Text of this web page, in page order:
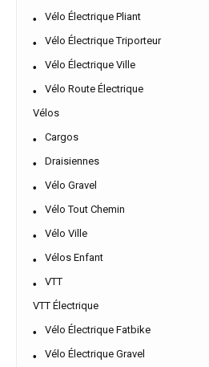
Vélo Électrique Pliant
Vélo Électrique Triporteur
Vélo Électrique Ville
Vélo Route Électrique
Vélos
Cargos
Draisiennes
Vélo Gravel
Vélo Tout Chemin
Vélo Ville
Vélos Enfant
VTT
VTT Électrique
Vélo Électrique Fatbike
Vélo Électrique Gravel